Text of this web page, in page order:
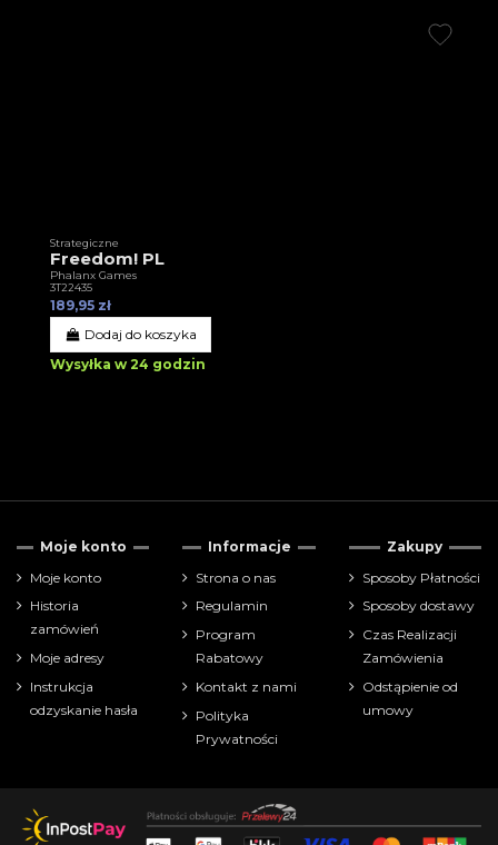
Strategiczne
Freedom! PL
Phalanx Games
3T22435
189,95 zł
Dodaj do koszyka
Wysyłka w 24 godzin
Moje konto
Moje konto
Historia
zamówień
Moje adresy
Instrukcja
odzyskanie hasła
Informacje
Strona o nas
Regulamin
Program
Rabatowy
Kontakt z nami
Polityka
Prywatności
Zakupy
Sposoby Płatności
Sposoby dostawy
Czas Realizacji
Zamówienia
Odstąpienie od
umowy